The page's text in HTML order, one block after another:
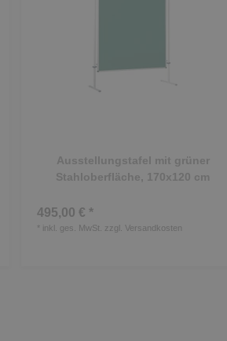
Ausstellungstafel mit grüner
Stahloberfläche, 170x120 cm
495,00 € *
* inkl. ges. MwSt. zzgl. Versandkosten